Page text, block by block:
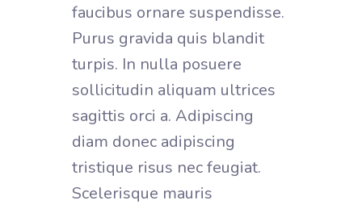
faucibus ornare suspendisse.
Purus gravida quis blandit
turpis. In nulla posuere
sollicitudin aliquam ultrices
sagittis orci a. Adipiscing
diam donec adipiscing
tristique risus nec feugiat.
Scelerisque mauris